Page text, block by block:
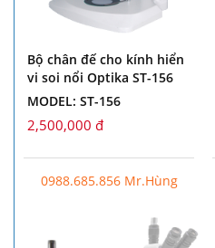
Bộ chân đế cho kính hiển
vi soi nổi Optika ST-156
MODEL: ST-156
2,500,000 đ
0988.685.856 Mr.Hùng